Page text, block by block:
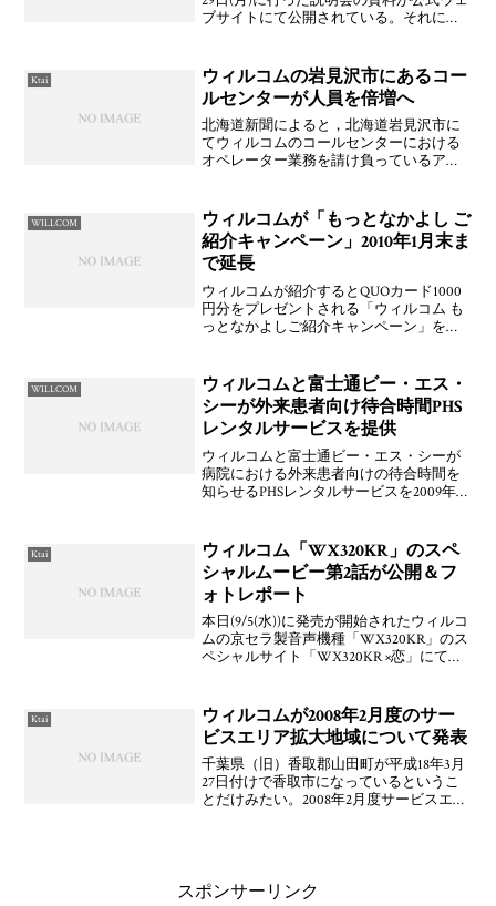
ブサイトにて公開されている。それによ
となったが、新規加入者獲得費用やア
Ktai
ウィルコムの岩見沢市にあるコー
ルセンターが人員を倍増へ
北海道新聞によると，北海道岩見沢市に
てウィルコムのコールセンターにおける
オペレーター業務を請け負っているアイ
100人体制へするために募集を行っている
とのこと。主にウィル
WILLCOM
ウィルコムが「もっとなかよし ご
紹介キャンペーン」2010年1月末ま
で延長
ウィルコムが紹介するとQUOカード1000
円分をプレゼントされる「ウィルコム も
っとなかよしご紹介キャンペーン」を再
す。いつものやつですね。QUO
WILLCOM
ウィルコムと富士通ビー・エス・
シーが外来患者向け待合時間PHS
レンタルサービスを提供
ウィルコムと富士通ビー・エス・シーが
病院における外来患者向けの待合時間を
知らせるPHSレンタルサービスを2009年9
るとのこと。初期費用5,800,000円(受付
Ktai
ウィルコム「WX320KR」のスペ
シャルムービー第2話が公開＆フ
ォトレポート
本日(9/5(水))に発売が開始されたウィルコ
ムの京セラ製音声機種「WX320KR」のス
ペシャルサイト「WX320KR ×恋」にてス
配信されるとのこと。また，
Ktai
ウィルコムが2008年2月度のサー
ビスエリア拡大地域について発表
千葉県（旧）香取郡山田町が平成18年3月
27日付けで香取市になっているというこ
とだけみたい。2008年2月度サービスエリ
スポンサーリンク